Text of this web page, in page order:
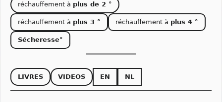
réchauffement à plus de 2 °
réchauffement à plus 3 ° réchauffement à plus 4 °
Sécheresse°
LIVRES VIDEOS EN NL